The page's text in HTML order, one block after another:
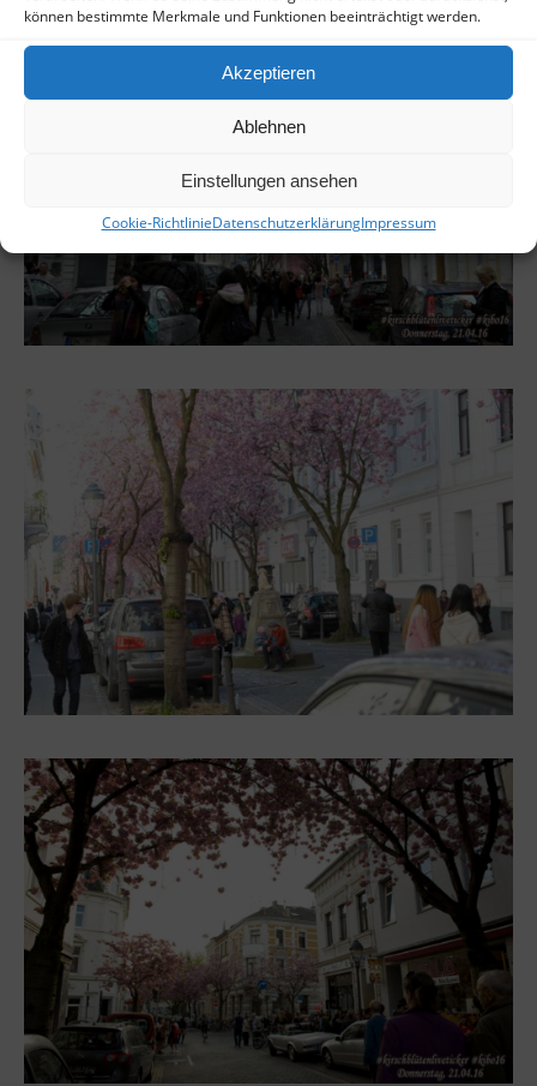
können bestimmte Merkmale und Funktionen beeinträchtigt werden.
Akzeptieren
Ablehnen
Einstellungen ansehen
Cookie-RichtlinieDatenschutzerklärungImpressum